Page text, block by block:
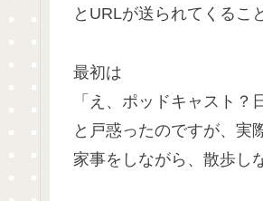
とURLが送られてくるこ
最初は
「え、ポッドキャスト？
と戸惑ったのですが、実
家事をしながら、散歩し